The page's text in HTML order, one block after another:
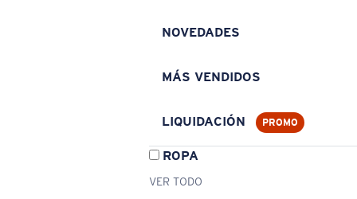
NOVEDADES
MÁS VENDIDOS
LIQUIDACIÓN PROMO
ROPA
VER TODO